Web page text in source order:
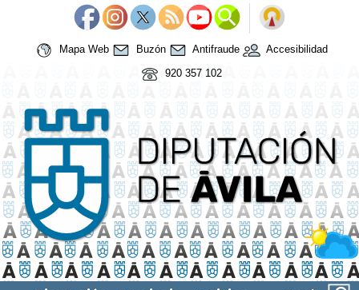
Mapa Web Buzón Antifraude
Accesibilidad
920 357 102